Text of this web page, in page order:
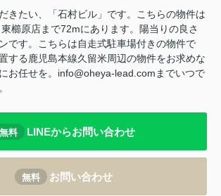
きたい、「石村ビル」です。こちらの物件は
櫛原店まで72mにあります。陽当りの良さ
です。こちらは自走式駐車場付きの物件で
する鹿児島本線久留米周辺の物件をお求めな
お任せを。info@oheya-lead.comまでいつで
無料 LINEからお問い合わせ
無料 お問い合わせ